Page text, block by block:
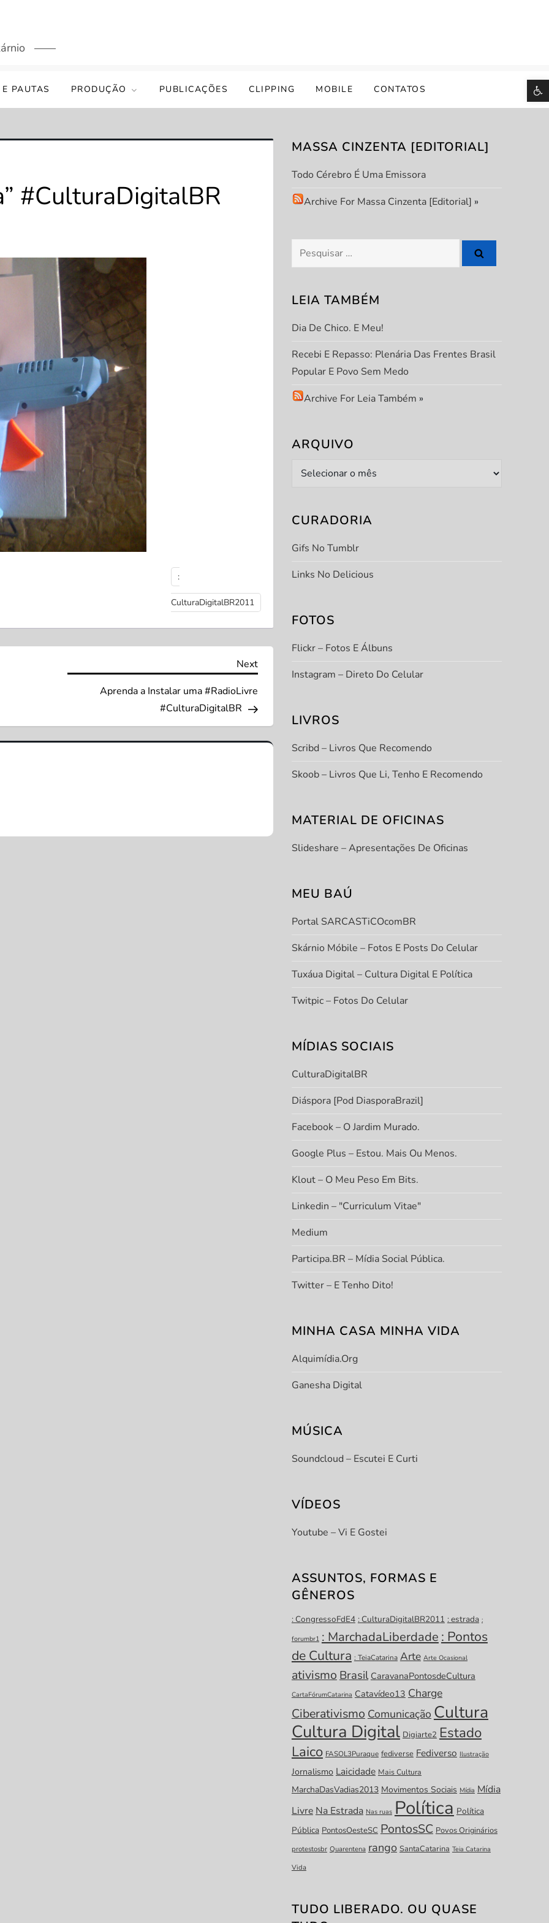
PAUTAS PRODUÇÃO PUBLICAÇÕES CLIPPING MOBILE CONTATOS
#CulturaDigitalBR
:
CulturaDigitalBR2011
Next
Next
Aprenda a Instalar uma #RadioLivre
#CulturaDigitalBR
MASSA CINZENTA [EDITORIAL]
Todo Cérebro É Uma Emissora
Archive For Massa Cinzenta [Editorial] »
Pesquisar
por:
LEIA TAMBÉM
Dia De Chico. E Meu!
Recebi E Repasso: Plenária Das Frentes Brasil
Popular E Povo Sem Medo
Archive For Leia Também »
ARQUIVO
Arquivo
CURADORIA
Gifs No Tumblr
Links No Delicious
FOTOS
Flickr – Fotos E Álbuns
Instagram – Direto Do Celular
LIVROS
Scribd – Livros Que Recomendo
Skoob – Livros Que Li, Tenho E Recomendo
MATERIAL DE OFICINAS
Slideshare – Apresentações De Oficinas
MEU BAÚ
Portal SARCASTiCOcomBR
Skárnio Móbile – Fotos E Posts Do Celular
Tuxáua Digital – Cultura Digital E Política
Twitpic – Fotos Do Celular
MÍDIAS SOCIAIS
CulturaDigitalBR
Diáspora [Pod DiasporaBrazil]
Facebook – O Jardim Murado.
Google Plus – Estou. Mais Ou Menos.
Klout – O Meu Peso Em Bits.
Linkedin – "Curriculum Vitae"
Medium
Participa.BR – Mídia Social Pública.
Twitter – E Tenho Dito!
MINHA CASA MINHA VIDA
Alquimídia.org
Ganesha Digital
MÚSICA
Soundcloud – Escutei E Curti
VÍDEOS
Youtube – Vi E Gostei
ASSUNTOS, FORMAS E
GÊNEROS
: CongressoFdE4 : CulturaDigitalBR2011 : estrada :
forumbr1 : MarchadaLiberdade : Pontos
de Cultura : TeiaCatarina Arte Arte Ocasional
ativismo Brasil CaravanaPontosdeCultura
CartaFórumCatarina Catavídeo13 Charge
Ciberativismo Comunicação Cultura
Cultura Digital Digiarte2 Estado
Laico FASOL3Puraque fediverse Fediverso Ilustração
Jornalismo Laicidade Mais Cultura
MarchaDasVadias2013 Movimentos Sociais Mídia Mídia
Livre Na Estrada Nas ruas Política Política
Pública PontosOesteSC PontosSC Povos Originários
protestosbr Quarentena rango SantaCatarina Teia Catarina
Vida
TUDO LIBERADO. OU QUASE